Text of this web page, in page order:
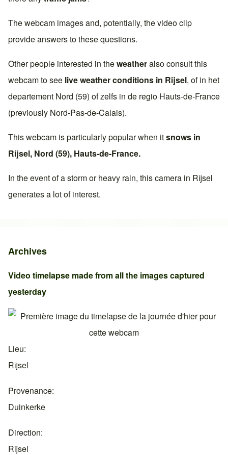
The webcam images and, potentially, the video clip
provide answers to these questions.
Other people interested in theweatheralso consult this
webcam to see live weather conditions in Rijsel, of in het
departement Nord (59) of zelfs in de regio Hauts-de-France
(previously Nord-Pas-de-Calais).
This webcam is particularly popular when itsnows in
Rijsel, Nord (59), Hauts-de-France.
In the event of a storm or heavy rain, this camera in Rijsel
generates a lot of interest.
Archives
Video timelapse made from all the images captured
yesterday
Lieu
Rijsel
Provenance
Duinkerke
Direction
Rijsel